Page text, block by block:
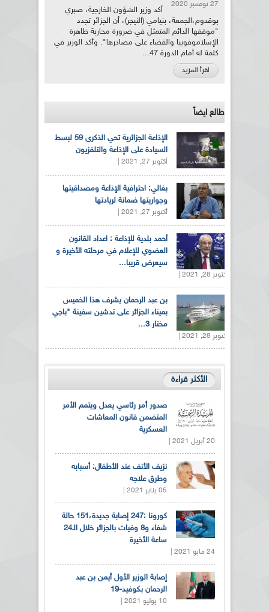
27 نوفمبر 2020
أكد وزير الشؤون الخارجية، صبري
بوقدوم،الجمعة، بنيامي (النيجر)، أن الجزائر تجدد
"موقفها الدائم المتمثل في ضرورة محاربة ظاهرة
الإسلاموفوبيا والقضاء على مصادرها". وأكد الوزير في
كلمة له أمام الدورة 47...
اقرأ المزيد
طالع ايضاً
الإذاعة الجزائرية تحي الذكرى 59 لبسط
السيادة على الإذاعة والتلفزيون
أكتوبر 27, 2021 |
بغالي: احترافية الإذاعة ومصداقيتها
وجواريتها ضمانة لريادتها
أكتوبر 27, 2021 |
أحمد بلدية للإذاعة : اعداد القانون
العضوي للإعلام في مرحلته الأخيرة و
سيعرض قريبا...
أكتوبر 28, 2021 |
بن عبد الرحمان يشرف هذا الخميس
بميناء الجزائر على تدشين سفينة "باجي
مختار 3...
أكتوبر 28, 2021 |
الأكثر قراءة
صدور أمر رئاسي يعدل ويتمم الأمر
المتضمن قانون المعاشات
العسكرية
20 أبريل 2021 |
نزيف الأنف عند الأطفال: أسبابه
وطرق علاجه
05 يناير 2021 |
كورونا :247 إصابة جديدة،151 حالة
شفاء و8 وفيات بالجزائر خلال الـ24
ساعة الأخيرة
24 مايو 2021 |
إصابة الوزير الأول أيمن بن عبد
الرحمان بكوفيد-19
10 يوليو 2021 |